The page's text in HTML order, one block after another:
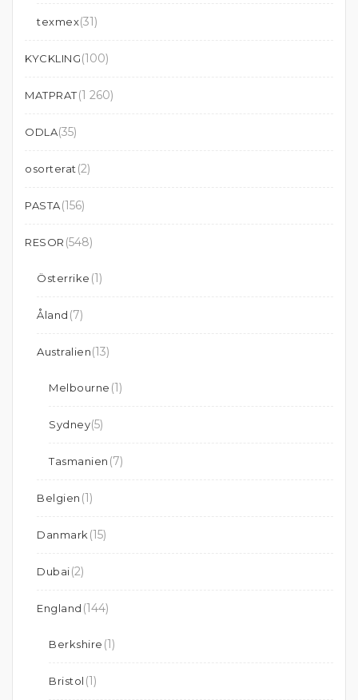
texmex(31)
KYCKLING(100)
MATPRAT(1 260)
ODLA(35)
osorterat (2)
PASTA(156)
RESOR (548)
Österrike (1)
Åland (7)
Australien(13)
Melbourne (1)
Sydney(5)
Tasmanien (7)
Belgien (1)
Danmark (15)
Dubai(2)
England (144)
Berkshire (1)
Bristol (1)